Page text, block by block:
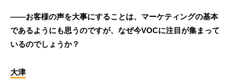
――お客様の声を大事にすることは、マーケティングの基本
であるようにも思うのですが、なぜ今VOCに注目が集まって
いるのでしょうか？
大津